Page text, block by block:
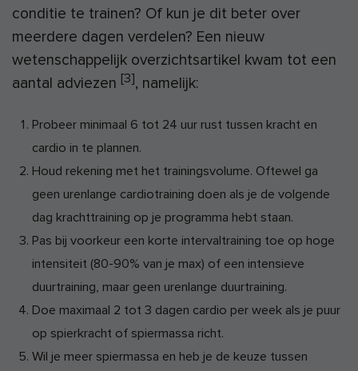
conditie te trainen? Of kun je dit beter over
meerdere dagen verdelen? Een nieuw
wetenschappelijk overzichtsartikel kwam tot een
aantal adviezen [3], namelijk:
Probeer minimaal 6 tot 24 uur rust tussen kracht en
cardio in te plannen.
Houd rekening met het trainingsvolume. Oftewel ga
geen urenlange cardiotraining doen als je de volgende
dag krachttraining op je programma hebt staan.
Pas bij voorkeur een korte intervaltraining toe op hoge
intensiteit (80-90% van je max) of een intensieve
duurtraining, maar geen urenlange duurtraining.
Doe maximaal 2 tot 3 dagen cardio per week als je puur
op spierkracht of spiermassa richt.
Wil je meer spiermassa en heb je de keuze tussen